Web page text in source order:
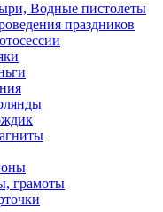
Водные пистолеты
праздников
грамоты